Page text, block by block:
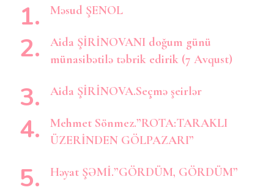
Məsud ŞENOL
Aida ŞİRİNOVANI doğum günü
münasibətilə təbrik edirik (7 Avqust)
Aida ŞİRİNOVA.Seçmə şeirlər
Mehmet Sönmez.”ROTA:TARAKLI
ÜZERİNDEN GÖLPAZARI”
Həyat ŞƏMİ.”GÖRDÜM, GÖRDÜM”